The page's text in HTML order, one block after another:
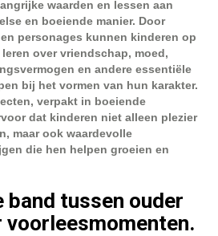
waarden en lessen aan
en boeiende manier. Door
personages kunnen kinderen op
over vriendschap, moed,
en andere essentiële
bij het vormen van hun karakter.
verpakt in boeiende
dat kinderen niet alleen plezier
maar ook waardevolle
die hen helpen groeien en
band tussen ouder
voorleesmomenten.